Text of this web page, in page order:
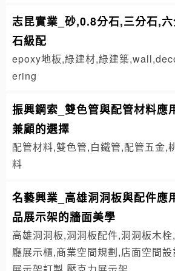
志昆實業_砂,0.8分石,三分石,
石級配
epoxy地板,綠建材,綠建築
ering
振興鋼索_雙色管與配管材料應
兼顧的選擇
配管材料,雙色管,白鐵管,配管五金,
料
名藝興業_高雄洞洞板與配件應
品展示架的牆面美學
高雄洞洞板,洞洞板配件,洞洞板木
廳展示櫃,商業空間規劃,店面空間